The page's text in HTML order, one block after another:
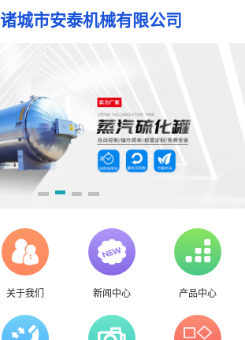
诸城市安泰机械有限公司
关于我们 新闻中心 产品中心